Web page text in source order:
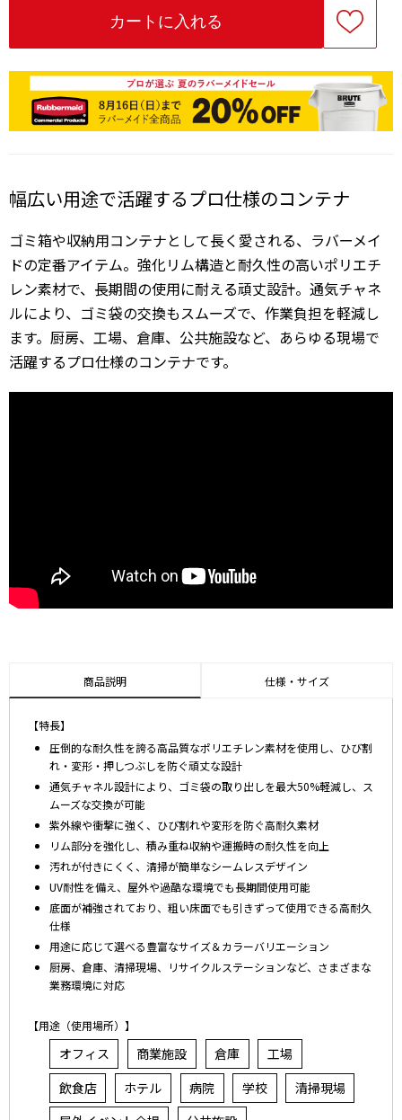
幅広い用途で活躍するプロ仕様のコンテナ
ゴミ箱や収納用コンテナとして長く愛される、ラバーメイ
ドの定番アイテム。強化リム構造と耐久性の高いポリエチ
レン素材で、長期間の使用に耐える頑丈設計。通気チャネ
ルにより、ゴミ袋の交換もスムーズで、作業負担を軽減し
ます。厨房、工場、倉庫、公共施設など、あらゆる現場で
活躍するプロ仕様のコンテナです。
商品説明 仕様・サイズ
【特長】
圧倒的な耐久性を誇る高品質なポリエチレン素材を使用し、ひび割
れ・変形・押しつぶしを防ぐ頑丈な設計
通気チャネル設計により、ゴミ袋の取り出しを最大50%軽減し、ス
ムーズな交換が可能
紫外線や衝撃に強く、ひび割れや変形を防ぐ高耐久素材
リム部分を強化し、積み重ね収納や運搬時の耐久性を向上
汚れが付きにくく、清掃が簡単なシームレスデザイン
UV耐性を備え、屋外や過酷な環境でも長期間使用可能
底面が補強されており、粗い床面でも引きずって使用できる高耐久
仕様
用途に応じて選べる豊富なサイズ＆カラーバリエーション
厨房、倉庫、清掃現場、リサイクルステーションなど、さまざまな
業務環境に対応
【用途（使用場所）】
オフィス 商業施設 倉庫
工場
飲食店
ホテル 病院 学校
清掃現場